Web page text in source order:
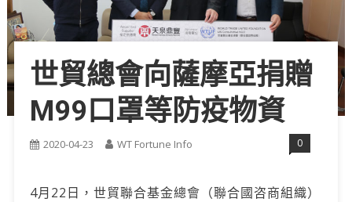
世貿總會向薩摩亞捐贈
M99口罩等防疫物資
2020-04-23 WT Fortune Info 0
4月22日，世貿聯合基金總會（聯合國咨商組織）